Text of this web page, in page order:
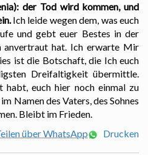
der Tod wird kommen, und
Ich leide wegen dem, was euch
und gebt euer Bestes in der
anvertraut hat. Ich erwarte Mir
ist die Botschaft, die Ich euch
Dreifaltigkeit übermittle.
euch hier noch einmal zu
Namen des Vaters, des Sohnes
Bleibt im Frieden.
über WhatsApp
Drucken